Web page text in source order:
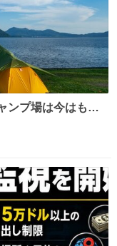
ンプ場は今はもう